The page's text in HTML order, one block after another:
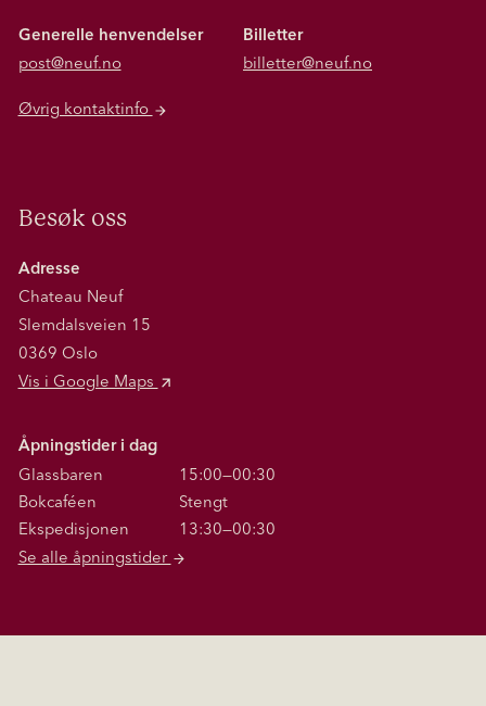
Generelle henvendelser
post@neuf.no
Billetter
billetter@neuf.no
Øvrig kontaktinfo
Besøk oss
Adresse
Chateau Neuf
Slemdalsveien 15
0369 Oslo
Vis i Google Maps
Åpningstider i dag
Glassbaren
15:00—00:30
Bokcaféen
Stengt
Ekspedisjonen
13:30—00:30
Se alle åpningstider